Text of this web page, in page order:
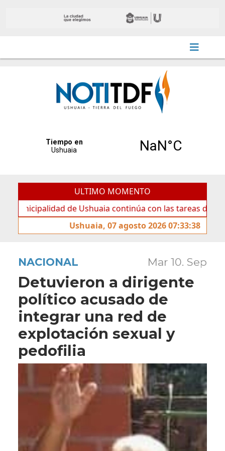
ULTIMO MOMENTO
de Ushuaia continúa con las tareas de
Ushuaia, 07 agosto 2026 07:33:38
NACIONAL Mar 10. Sep
Detuvieron a dirigente
político acusado de
integrar una red de
explotación sexual y
pedofilia